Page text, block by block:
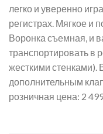
легко и уверенно
регистрах. Мягкое и
Воронка съемная, и
транспортировать в
жесткими стенками).
дополнительным
розничная цена: 2